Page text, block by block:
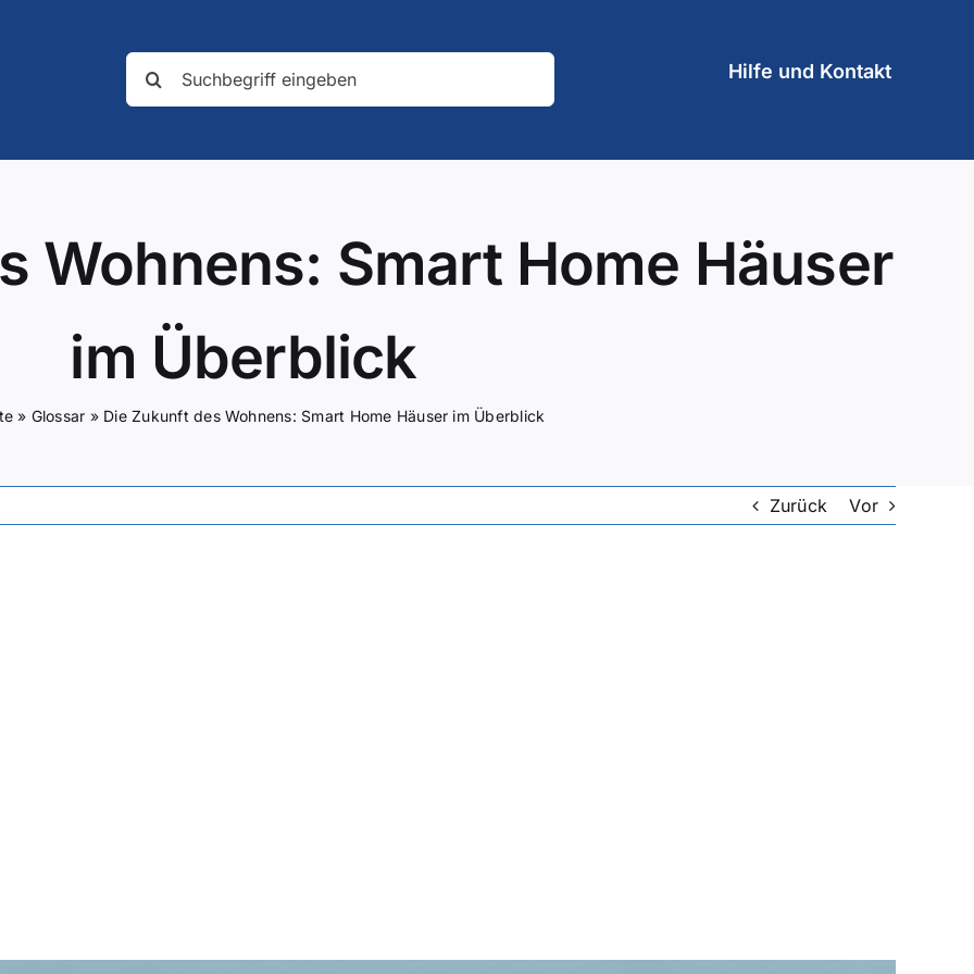
Suche
nach:
Hilfe und Kontakt
Wohnens: Smart Home Häuser
im Überblick
» Glossar » Die Zukunft des Wohnens: Smart Home Häuser im Überblick
Zurück Vor